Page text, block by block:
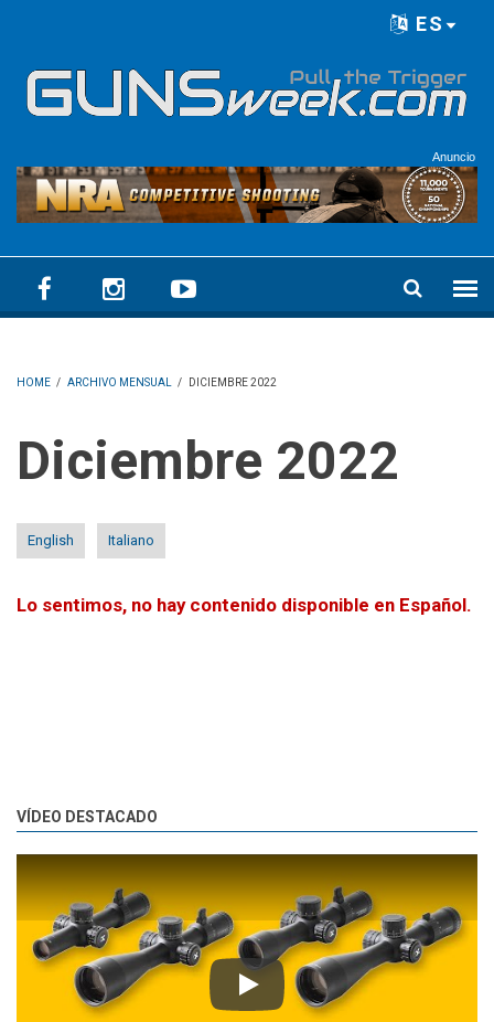
ES
Anuncio
HOME / ARCHIVO MENSUAL / DICIEMBRE 2022
diciembre 2022
English Italiano
Lo sentimos, no hay contenido disponible en Español.
VÍDEO DESTACADO
Play